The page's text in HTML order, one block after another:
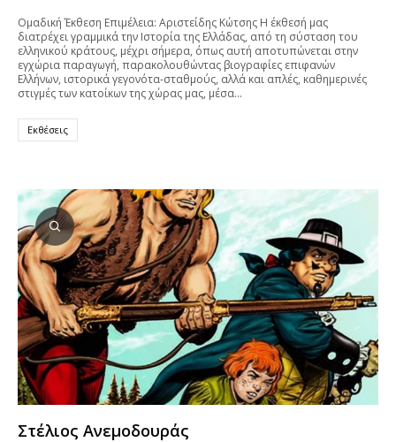
Oμαδική Έκθεση Επιμέλεια: Αριστείδης Κώτσης Η έκθεσή μας
διατρέχει γραμμικά την Ιστορία της Ελλάδας, από τη σύσταση του
ελληνικού κράτους, μέχρι σήμερα, όπως αυτή αποτυπώνεται στην
εγχώρια παραγωγή, παρακολουθώντας βιογραφίες επιφανών
Ελλήνων, ιστορικά γεγονότα-σταθμούς, αλλά και απλές, καθημερινές
στιγμές των κατοίκων της χώρας μας, μέσα…
Εκθέσεις
Στέλιος Ανεμοδουράς